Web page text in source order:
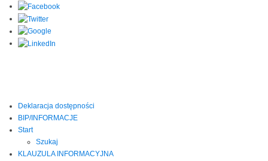
Deklaracja dostępności
BIP/INFORMACJE
Start
Szukaj
KLAUZULA INFORMACYJNA